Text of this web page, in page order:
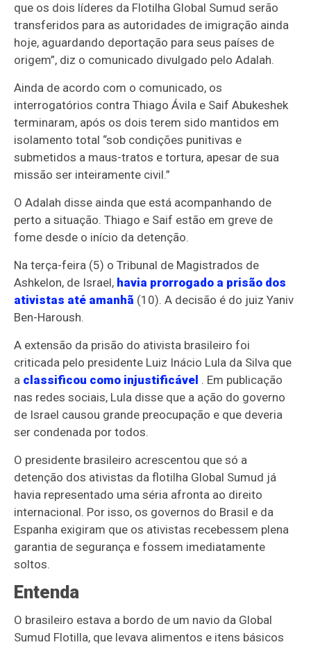
que os dois líderes da Flotilha Global Sumud serão
transferidos para as autoridades de imigração ainda
hoje, aguardando deportação para seus países de
origem”, diz o comunicado divulgado pelo Adalah.
Ainda de acordo com o comunicado, os
interrogatórios contra Thiago Ávila e Saif Abukeshek
terminaram, após os dois terem sido mantidos em
isolamento total “sob condições punitivas e
submetidos a maus-tratos e tortura, apesar de sua
missão ser inteiramente civil.”
O Adalah disse ainda que está acompanhando de
perto a situação. Thiago e Saif estão em greve de
fome desde o início da detenção.
Na terça-feira (5) o Tribunal de Magistrados de
Ashkelon, de Israel, havia prorrogado a prisão dos
ativistas até amanhã (10). A decisão é do juiz Yaniv
Ben-Haroush.
A extensão da prisão do ativista brasileiro foi
criticada pelo presidente Luiz Inácio Lula da Silva que
a classificou como injustificável . Em publicação
nas redes sociais, Lula disse que a ação do governo
de Israel causou grande preocupação e que deveria
ser condenada por todos.
O presidente brasileiro acrescentou que só a
detenção dos ativistas da flotilha Global Sumud já
havia representado uma séria afronta ao direito
internacional. Por isso, os governos do Brasil e da
Espanha exigiram que os ativistas recebessem plena
garantia de segurança e fossem imediatamente
soltos.
Entenda
O brasileiro estava a bordo de um navio da Global
Sumud Flotilla, que levava alimentos e itens básicos